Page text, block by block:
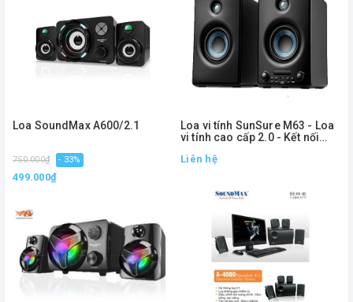
Loa SoundMax A600/2.1
750.000₫ - 33%
499.000₫
Loa vi tính SunSure M63 - Loa
vi tính cao cấp 2.0 - Kết nối
Liên hệ